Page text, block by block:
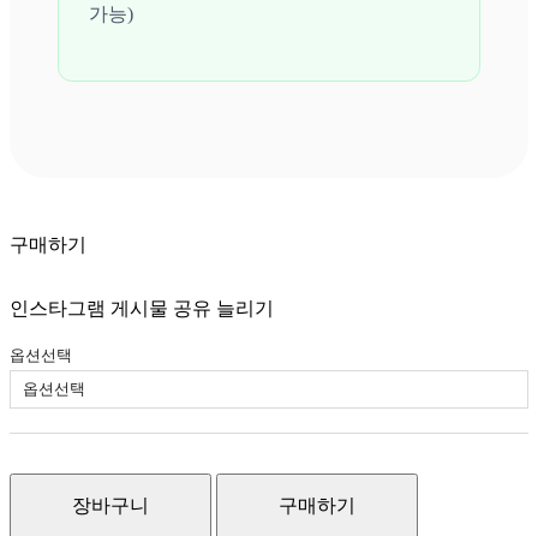
가능)
구매하기
인스타그램 게시물 공유 늘리기
옵션선택
장바구니 구매하기